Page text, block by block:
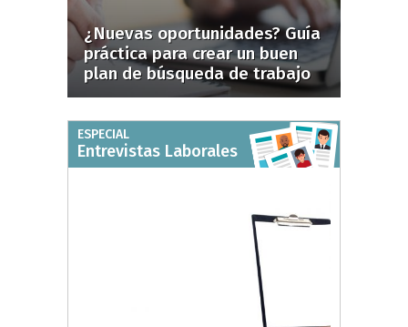
¿Nuevas oportunidades? Guía
práctica para crear un buen
plan de búsqueda de trabajo
ESPECIAL
Entrevistas Laborales